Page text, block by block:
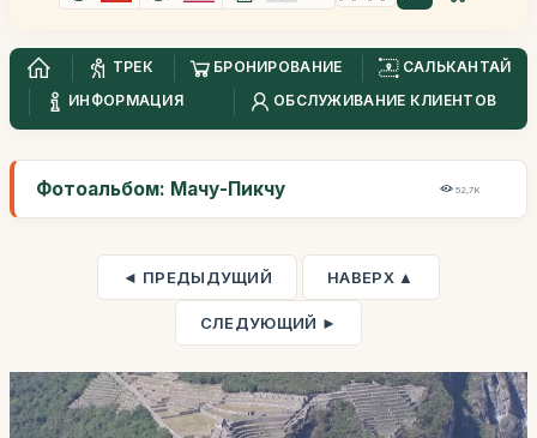
ТРЕК БРОНИРОВАНИЕ
САЛЬКАНТАЙ
ИНФОРМАЦИЯ
ОБСЛУЖИВАНИЕ КЛИЕНТОВ
Фотоальбом: Мачу-Пикчу 52,7K
◄ ПРЕДЫДУЩИЙ НАВЕРХ ▲
СЛЕДУЮЩИЙ ►